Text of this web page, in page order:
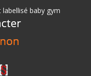
labellisé baby gym